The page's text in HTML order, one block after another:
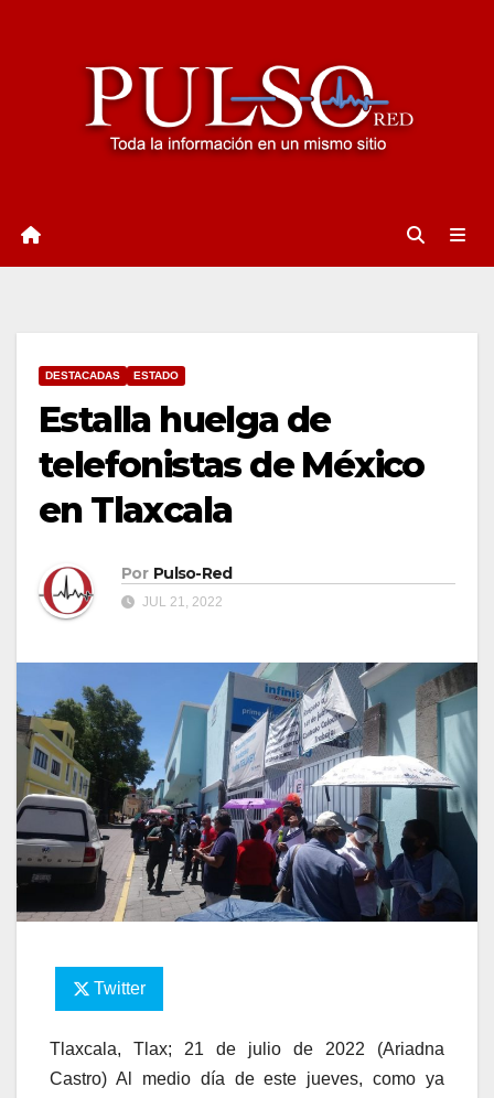
DESTACADAS ESTADO
Estalla huelga de
telefonistas de México
en Tlaxcala
Por Pulso-Red
JUL 21, 2022
Twitter
Tlaxcala, Tlax; 21 de julio de 2022 (Ariadna
Castro) Al medio día de este jueves, como ya